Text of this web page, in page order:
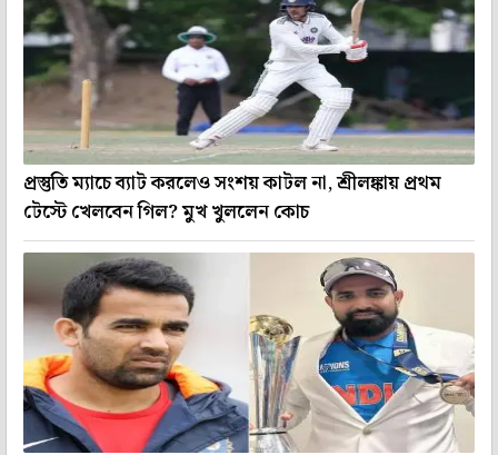
প্রস্তুতি ম্যাচে ব্যাট করলেও সংশয় কাটল না, শ্রীলঙ্কায় প্রথম
টেস্টে খেলবেন গিল? মুখ খুললেন কোচ